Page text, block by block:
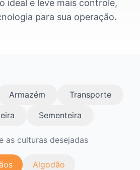
ideal e leve mais controle,
para sua operação.
Armazém Transporte
Sementeira
as culturas desejadas
Algodão